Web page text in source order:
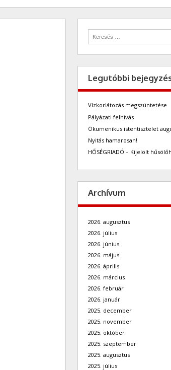
Legutóbbi
Vízkorlátozás megszüntetése
Pályázati felhívás
Ökumenikus istentisztelet
Nyitás hamarosan!
HŐSÉGRIADÓ – Kijelölt
Archívum
2026. augusztus
2026. július
2026. június
2026. május
2026. április
2026. március
2026. február
2026. január
2025. december
2025. november
2025. október
2025. szeptember
2025. augusztus
2025. július